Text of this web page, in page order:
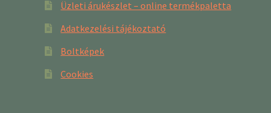
Üzleti árukészlet – online termékpaletta
Adatkezelési tájékoztató
Boltképek
Cookies